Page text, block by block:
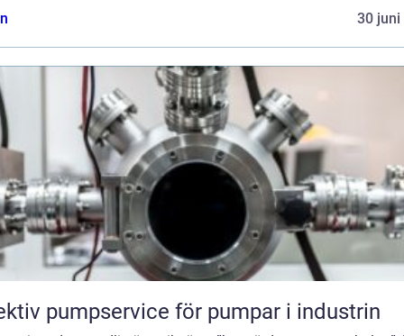
30 juni
pumpservice för pumpar i industrin